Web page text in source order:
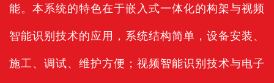
能。本系统的特色在于嵌入式一体化的构架与视频
智能识别技术的应用，系统结构简单，设备安装、
施工、调试、维护方便；视频智能识别技术与电子